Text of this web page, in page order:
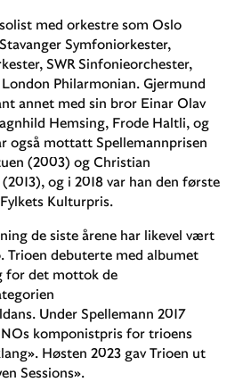
med orkestre som Oslo
Symfoniorkester,
SWR Sinfonieorchester,
Philarmonian. Gjermund
annet med sin bror Einar Olav
Hemsing, Frode Haltli, og
også mottatt Spellemannprisen
(2003) og Christian
og i 2018 var han den første
Kulturpris.
de siste årene har likevel vært
Trioen debuterte med albumet
for det mottok de
Under Spellemann 2017
komponistpris for trioens
Høsten 2023 gav Trioen ut
Sessions».